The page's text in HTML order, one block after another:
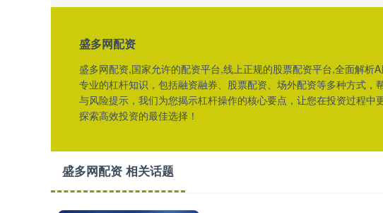
盛多网配资
盛多网配资,国家允许的配资平台,线上正规的股票配资平台,全面解析
专业的杠杆知识，包括融资融券、股票配资、场外配资等多种方式
与风险提示，我们为您揭示杠杆操作的核心要点，让您在投资过程
探索高效投资的最佳选择！
盛多网配资 相关话题